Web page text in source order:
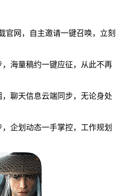
网，自主邀请一键召唤，立刻
海量稿约一键应征，从此不再
聊天信息云端同步，无论身处
划动态一手掌控，工作规划